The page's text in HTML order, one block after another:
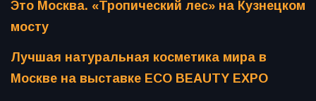
Это Москва. «Тропический лес» на Кузнецком
мосту
Лучшая натуральная косметика мира в
Москве на выставке ECO BEAUTY EXPO